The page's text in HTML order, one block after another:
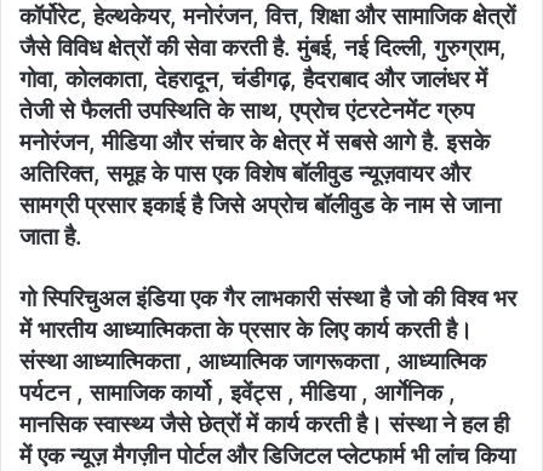
कॉर्पोरेट, हेल्थकेयर, मनोरंजन, वित्त, शिक्षा और सामाजिक क्षेत्रों
जैसे विविध क्षेत्रों की सेवा करती है. मुंबई, नई दिल्ली, गुरुग्राम,
गोवा, कोलकाता, देहरादून, चंडीगढ़, हैदराबाद और जालंधर में
तेजी से फैलती उपस्थिति के साथ, एप्रोच एंटरटेनमेंट ग्रुप
मनोरंजन, मीडिया और संचार के क्षेत्र में सबसे आगे है. इसके
अतिरिक्त, समूह के पास एक विशेष बॉलीवुड न्यूज़वायर और
सामग्री प्रसार इकाई है जिसे अप्रोच बॉलीवुड के नाम से जाना
जाता है.
गो स्पिरिचुअल इंडिया एक गैर लाभकारी संस्था है जो की विश्व भर
में भारतीय आध्यात्मिकता के प्रसार के लिए कार्य करती है।
संस्था आध्यात्मिकता , आध्यात्मिक जागरूकता , आध्यात्मिक
पर्यटन , सामाजिक कार्यो , इवेंट्स , मीडिया , आर्गेनिक ,
मानसिक स्वास्थ्य जैसे छेत्रों में कार्य करती है। संस्था ने हल ही
में एक न्यूज़ मैगज़ीन पोर्टल और डिजिटल प्लेटफार्म भी लांच किया